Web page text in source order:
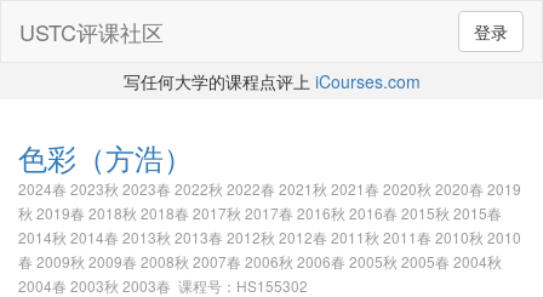
登录
USTC评课社区
写任何大学的课程点评上 iCourses.com
色彩 （方浩）
2024春 2023秋 2023春 2022秋 2022春 2021秋 2021春 2020秋 2020春 2019
秋 2019春 2018秋 2018春 2017秋 2017春 2016秋 2016春 2015秋 2015春
2014秋 2014春 2013秋 2013春 2012秋 2012春 2011秋 2011春 2010秋 2010
春 2009秋 2009春 2008秋 2007春 2006秋 2006春 2005秋 2005春 2004秋
2004春 2003秋 2003春 课程号：HS155302